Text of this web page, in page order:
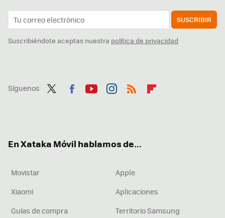
SUSCRIBIR
Suscribiéndote aceptas nuestra política de privacidad
Síguenos
En Xataka Móvil hablamos de...
Movistar
Apple
Xiaomi
Aplicaciones
Guías de compra
Territorio Samsung